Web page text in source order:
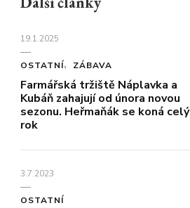
19.1.2025
OSTATNÍ ZÁBAVA
Farmářská tržiště Náplavka a
Kubáň zahajují od února novou
sezonu. Heřmaňák se koná celý
rok
3.7.2023
OSTATNÍ